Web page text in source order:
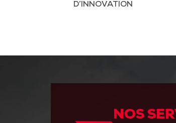
D’INNOVATION
NOS
ANTICIPER